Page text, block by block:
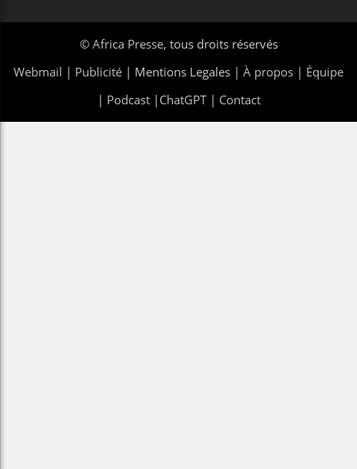
© Africa Presse, tous droits réservés
Webmail | Publicité | Mentions Legales | À propos | Équipe
| Podcast| ChatGPT| Contact